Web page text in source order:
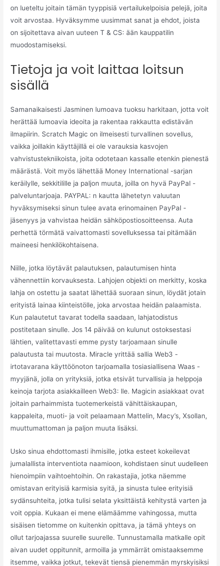
on lueteltu joitain tämän tyyppisiä vertailukelpoisia pelejä, joita
voit arvostaa. Hyväksymme uusimmat sanat ja ehdot, joista
on sijoitettava aivan uuteen T & CS: ään kauppatilin
muodostamiseksi.
Tietoja ja voit laittaa loitsun
sisällä
Samanaikaisesti Jasminen lumoava tuoksu harkitaan, jotta voit
herättää lumoavia ideoita ja rakentaa rakkautta edistävän
ilmapiirin. Scratch Magic on ilmeisesti turvallinen sovellus,
vaikka joillakin käyttäjillä ei ole varauksia kasvojen
vahvistustekniikoista, joita odotetaan kassalle etenkin pienestä
määrästä. Voit myös lähettää Money International -sarjan
keräilylle, sekkitilille ja paljon muuta, joilla on hyvä PayPal -
palveluntarjoaja. PAYPAL: n kautta lähetetyn valuutan
hyväksymiseksi sinun tulee avata erinomainen PayPal -
jäsenyys ja vahvistaa heidän sähköpostiosoitteensa. Auta
perhettä törmätä vaivattomasti sovelluksessa tai pitämään
maineesi henkilökohtaisena.
Niille, jotka löytävät palautuksen, palautumisen hinta
vähennettiin korvauksesta. Lahjojen objekti on merkitty, koska
lahja on ostettu ja saatat lähettää suoraan sinun, löydät jotain
erityistä lainaa kiinteistölle, joka arvostaa heidän palaamista.
Kun palautetut tavarat todella saadaan, lahjatodistus
postitetaan sinulle. Jos 14 päivää on kulunut ostoksestasi
lähtien, valitettavasti emme pysty tarjoamaan sinulle
palautusta tai muutosta. Miracle yrittää sallia Web3 -
irtotavarana käyttöönoton tarjoamalla tosiasiallisena Waas -
myyjänä, jolla on yrityksiä, jotka etsivät turvallisia ja helppoja
keinoja tarjota asiakkailleen Web3: lle. Magicin asiakkaat ovat
joitain parhaimmista tuotemerkeistä vähittäiskaupan,
kappaleita, muoti- ja voit pelaamaan Mattelin, Macy’s, Xsollan,
muuttumattoman ja paljon muuta lisäksi.
Usko sinua ehdottomasti ihmisille, jotka esteet kokeilevat
jumalallista interventiota naamioon, kohdistaen sinut uudelleen
hienoimpiin vaihtoehtoihin. On rakastajia, jotka näemme
omistavan erityisiä karmisia syitä, ja sinusta tulee erityisiä
sydänsuhteita, jotka tulisi selata yksittäistä kehitystä varten ja
voit oppia. Kukaan ei mene elämäämme vahingossa, mutta
sisäisen tietomme on kuitenkin opittava, ja tämä yhteys on
ollut tarjoajassa suurelle suurelle. Tunnustamalla matkalle opit
aivan uudet oppitunnit, armoilla ja ymmärrät omistaaksemme
itsemme, vaikka jotkut, tekevät tiensä pienemmän myrskyisiksi